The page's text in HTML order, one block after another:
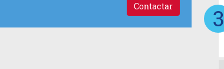
Contactar